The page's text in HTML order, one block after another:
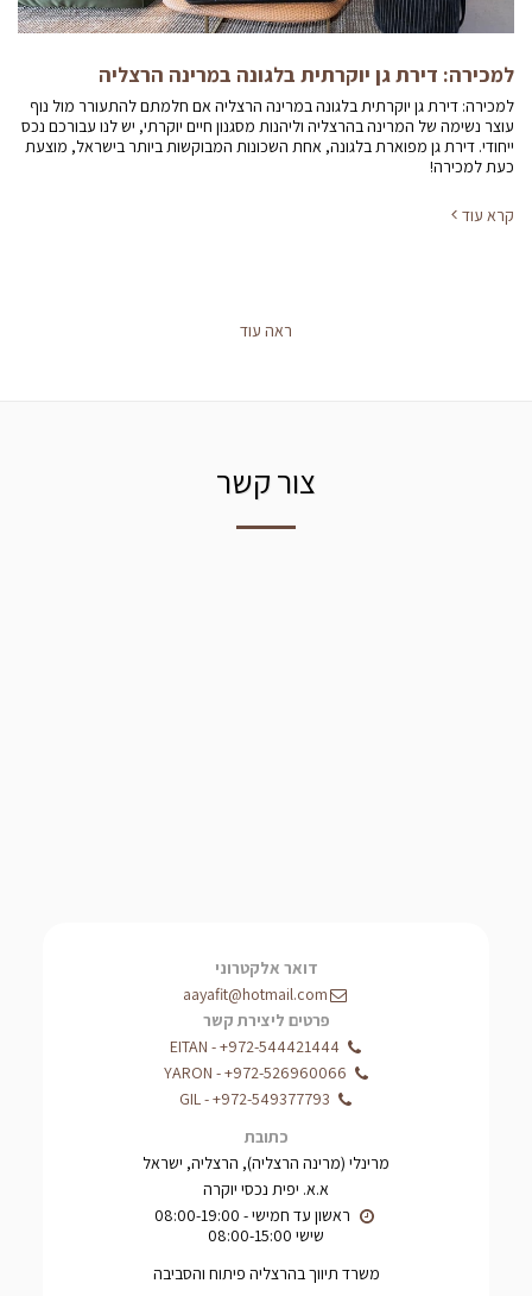
למכירה: דירת גן יוקרתית בלגונה במרינה הרצליה
למכירה: דירת גן יוקרתית בלגונה במרינה הרצליה אם חלמתם להתעורר מול נוף
עוצר נשימה של המרינה בהרצליה וליהנות מסגנון חיים יוקרתי, יש לנו עבורכם נכס
ייחודי. דירת גן מפוארת בלגונה, אחת השכונות המבוקשות ביותר בישראל, מוצעת
כעת למכירה!
קרא עוד
ראה עוד
צור קשר
דואר אלקטרוני
aayafit@hotmail.com
פרטים ליצירת קשר
+972-544421444
-
EITAN
+972-526960066
-
YARON
+972-549377793
-
GIL
כתובת
מרינלי (מרינה הרצליה), הרצליה, ישראל
א.א. יפית נכסי יוקרה
שישי 08:00-15:00
משרד תיווך בהרצליה פיתוח והסביבה